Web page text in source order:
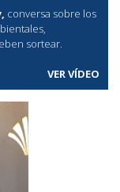
conversa sobre los
sortear.
VER VÍDEO